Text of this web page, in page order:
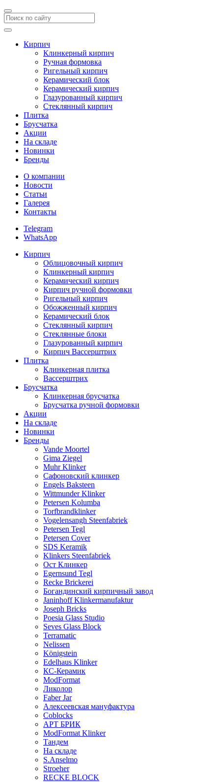
Кирпич
Клинкерный кирпич
Ручная формовка
Ригельный кирпич
Керамический блок
Керамический кирпич
Глазурованный кирпич
Стеклянный кирпич
Плитка
Брусчатка
Акции
На складе
Новинки
Бренды
О компании
Новости
Статьи
Галерея
Контакты
Telegram
WhatsApp
Кирпич
Облицовочный кирпич
Клинкерный кирпич
Керамический кирпич
Кирпич ручной формовки
Ригельный кирпич
Обожженный кирпич
Керамический блок
Стеклянный кирпич
Стеклянные блоки
Глазурованный кирпич
Кирпич Вассерштрих
Плитка
Клинкерная плитка
Вассерштрих
Брусчатка
Клинкерная брусчатка
Брусчатка ручной формовки
Акции
На складе
Новинки
Бренды
Vande Moortel
Gima Ziegel
Muhr Klinker
Сафоновский клинкер
Engels Baksteen
Wittmunder Klinker
Petersen Kolumba
Torfbrandklinker
Vogelensangh Steenfabriek
Petersen Tegl
Petersen Cover
SDS Keramik
Klinkers Steenfabriek
Ост Клинкер
Egernsund Tegl
Recke Brickerei
Богандинский кирпичный завод
Janinhoff Klinkermanufaktur
Joseph Bricks
Poesia Glass Studio
Seves Glass Block
Terramatic
Nelissen
Königstein
Edelhaus Klinker
КС-Керамик
ModFormat
Ликолор
Faber Jar
Алексеевская мануфактура
Coblocks
АРТ БРИК
ModFormat Klinker
Тандем
На складе
S.Anselmo
Stroeher
RECKE BLOCK